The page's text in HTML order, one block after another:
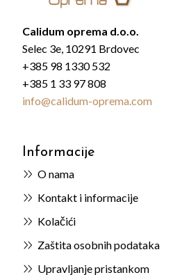
Calidum oprema d.o.o.
Selec 3e, 10291 Brdovec
+385 98 1330 532
+385 1 33 97 808
info@calidum-oprema.com
Informacije
O nama
Kontakt i informacije
Kolačići
Zaštita osobnih podataka
Upravljanje pristankom